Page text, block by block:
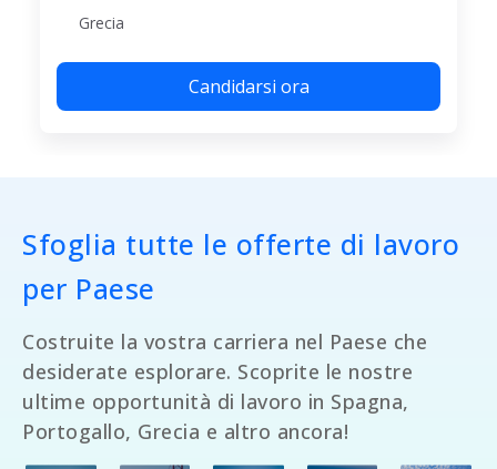
Grecia
Candidarsi ora
Sfoglia tutte le offerte di lavoro
per Paese
Costruite la vostra carriera nel Paese che
desiderate esplorare. Scoprite le nostre
ultime opportunità di lavoro in Spagna,
Portogallo, Grecia e altro ancora!